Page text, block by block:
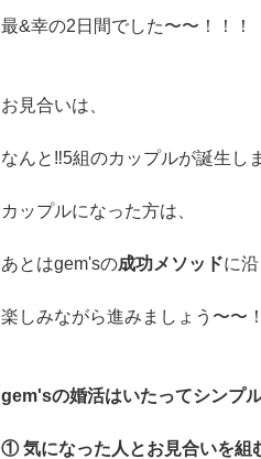
最&幸の2日間でした〜〜！！！
お見合いは、
なんと‼️5組のカップルが誕生し
カップルになった方は、
あとはgem'sの成功メソッドに
楽しみながら進みましょう〜〜！
gem'sの婚活はいたってシンプル
① 気になった人とお見合いを組